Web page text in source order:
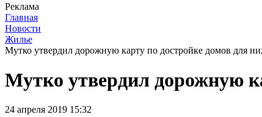
Реклама
Главная
Новости
Жилье
Мутко утвердил дорожную карту по достройке домов для
Мутко утвердил дорожную
24 апреля 2019 15:32